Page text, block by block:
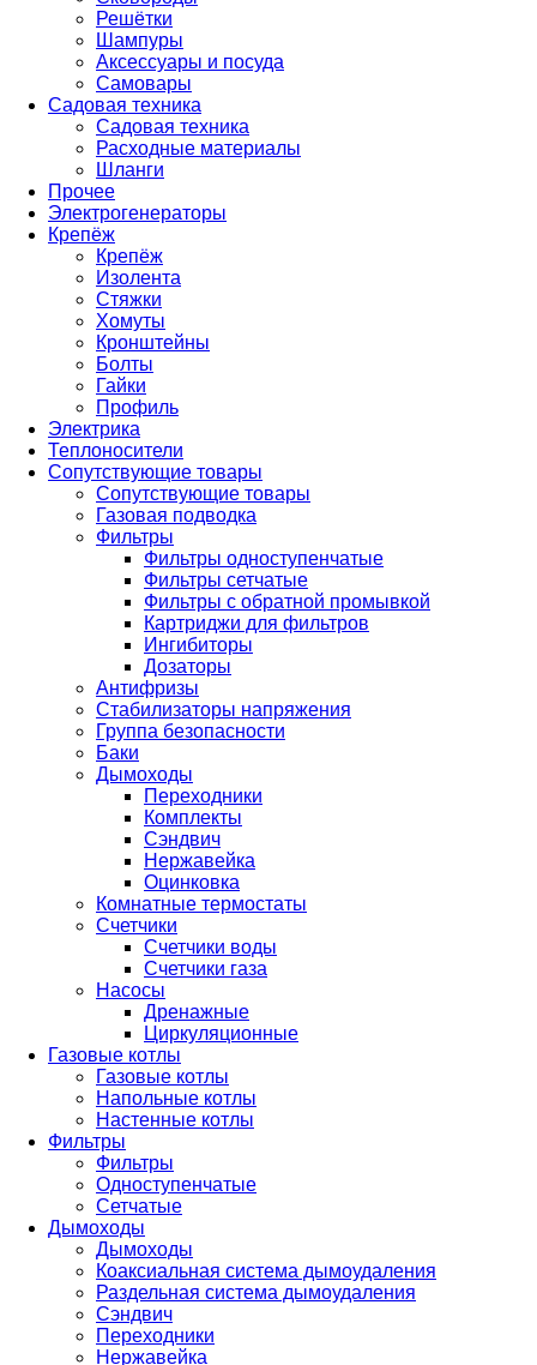
Решётки
Шампуры
Аксессуары и посуда
Самовары
Садовая техника
Садовая техника
Расходные материалы
Шланги
Прочее
Электрогенераторы
Крепёж
Крепёж
Изолента
Стяжки
Хомуты
Кронштейны
Болты
Гайки
Профиль
Электрика
Теплоносители
Сопутствующие товары
Сопутствующие товары
Газовая подводка
Фильтры
Фильтры одноступенчатые
Фильтры сетчатые
Фильтры с обратной промывкой
Картриджи для фильтров
Ингибиторы
Дозаторы
Антифризы
Стабилизаторы напряжения
Группа безопасности
Баки
Дымоходы
Переходники
Комплекты
Сэндвич
Нержавейка
Оцинковка
Комнатные термостаты
Счетчики
Счетчики воды
Счетчики газа
Насосы
Дренажные
Циркуляционные
Газовые котлы
Газовые котлы
Напольные котлы
Настенные котлы
Фильтры
Фильтры
Одноступенчатые
Сетчатые
Дымоходы
Дымоходы
Коаксиальная система дымоудаления
Раздельная система дымоудаления
Сэндвич
Переходники
Нержавейка